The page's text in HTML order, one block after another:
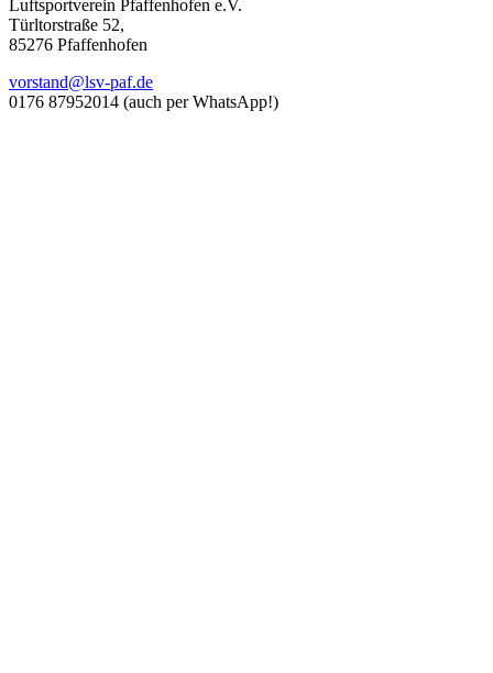
Luftsportverein Pfaffenhofen e.V.
Türltorstraße 52,
85276 Pfaffenhofen
vorstand@lsv-paf.de
0176 87952014 (auch per WhatsApp!)